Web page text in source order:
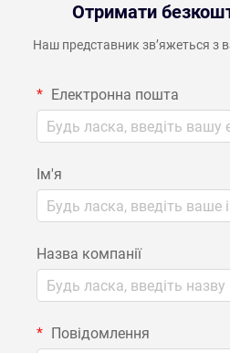
Отримати
Наш представник зв’яжеться з
Електронна пошта
Ім'я
Назва компанії
Повідомлення